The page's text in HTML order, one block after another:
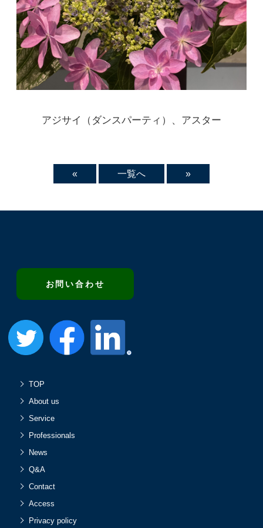
アジサイ（ダンスパーティ）、アスター
« 一覧へ »
お問い合わせ
TOP
About us
Service
Professionals
News
Q&A
Contact
Access
Privacy policy